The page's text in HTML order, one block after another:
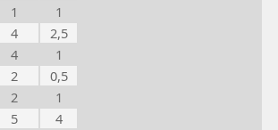
1
1
4
2,5
4
1
2
0,5
2
1
5
4